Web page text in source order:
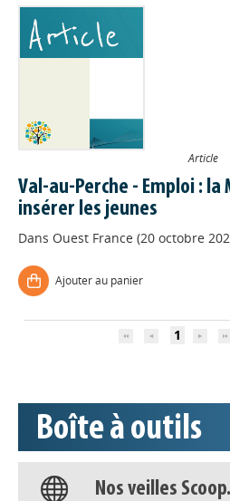
Article
Val-au-Perche - Emploi :
insérer les jeunes
Dans Ouest France (20 octobre
Ajouter au panier
1
Boîte à outils
Appels à projets
Base
Nos veilles